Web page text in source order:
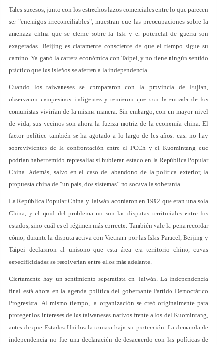
Tales sucesos, junto con los estrechos lazos comerciales entre lo que parecen
ser "enemigos irreconciliables", muestran que las preocupaciones sobre la
amenaza china que se cierne sobre la isla y el potencial de guerra son
exageradas. Beijing es claramente consciente de que el tiempo sigue su
camino. Ya ganó la carrera económica con Taipei, y no tiene ningún sentido
práctico que los isleños se aferren a la independencia.
Cuando los taiwaneses se compararon con la provincia de Fujian,
observaron campesinos indigentes y temieron que con la entrada de los
comunistas vivirían de la misma manera. Sin embargo, con un mayor nivel
de vida, sus vecinos son ahora la fuerza motriz de la economía china. El
factor político también se ha agotado a lo largo de los años: casi no hay
sobrevivientes de la confrontación entre el PCCh y el Kuomintang que
podrían haber temido represalias si hubieran estado en la República Popular
China. Además, salvo en el caso del abandono de la política exterior, la
propuesta china de “un país, dos sistemas” no socava la soberanía.
La República Popular China y Taiwán acordaron en 1992 que eran una sola
China, y el quid del problema no son las disputas territoriales entre los
estados, sino cuál es el régimen más correcto. También vale la pena recordar
cómo, durante la disputa activa con Vietnam por las Islas Paracel, Beijing y
Taipei declararon al unísono que esta área era territorio chino, cuyas
especificidades se resolverían entre ellos más adelante.
Ciertamente hay un sentimiento separatista en Taiwán. La independencia
final está ahora en la agenda política del gobernante Partido Democrático
Progresista. Al mismo tiempo, la organización se creó originalmente para
proteger los intereses de los taiwaneses nativos frente a los del Kuomintang,
antes de que Estados Unidos la tomara bajo su protección. La demanda de
independencia no fue una declaración de desacuerdo con las políticas de